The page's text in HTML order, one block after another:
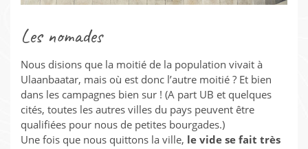
Les nomades
Nous disions que la moitié de la population vivait à
Ulaanbaatar, mais où est donc l’autre moitié ? Et bien
dans les campagnes bien sur ! (A part UB et quelques
cités, toutes les autres villes du pays peuvent être
qualifiées pour nous de petites bourgades.)
Une fois que nous quittons la ville, le vide se fait très